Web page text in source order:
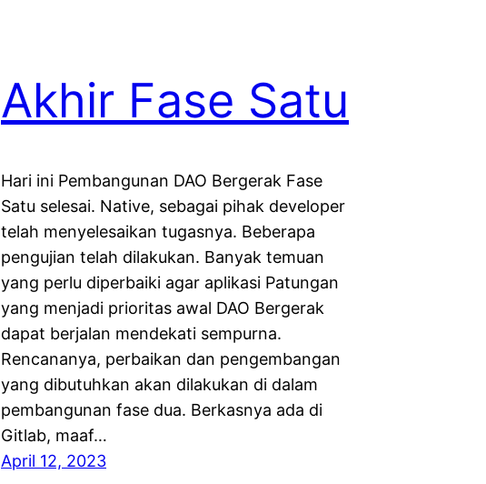
Akhir Fase Satu
Hari ini Pembangunan DAO Bergerak Fase
Satu selesai. Native, sebagai pihak developer
telah menyelesaikan tugasnya. Beberapa
pengujian telah dilakukan. Banyak temuan
yang perlu diperbaiki agar aplikasi Patungan
yang menjadi prioritas awal DAO Bergerak
dapat berjalan mendekati sempurna.
Rencananya, perbaikan dan pengembangan
yang dibutuhkan akan dilakukan di dalam
pembangunan fase dua. Berkasnya ada di
Gitlab, maaf…
April 12, 2023